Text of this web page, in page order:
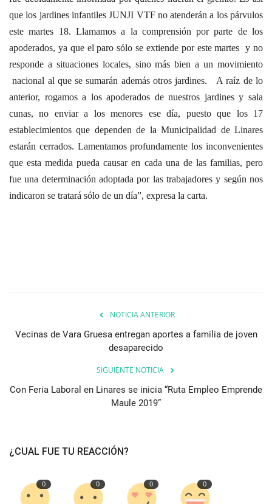
que los jardines infantiles JUNJI VTF no atenderán a los párvulos
este martes 18. Llamamos a la comprensión por parte de los
apoderados, ya que el paro sólo se extiende por este martes y no
responde a situaciones locales, sino más bien a un movimiento
nacional al que se sumarán además otros jardines. A raíz de lo
anterior, rogamos a los apoderados de nuestros jardines y sala
cunas, no enviar a los menores ese día, puesto que los 17
establecimientos que dependen de la Municipalidad de Linares
estarán cerrados. Lamentamos profundamente los inconvenientes
que esta medida pueda causar en cada una de las familias, pero
fue una determinación adoptada por las trabajadores y según nos
indicaron se tratará sólo de un día”, expresa la carta.
NOTICIA ANTERIOR
Vecinas de Vara Gruesa entregan aportes a familia de joven
desaparecido
SIGUIENTE NOTICIA
Con Feria Laboral en Linares se inicia “Ruta Empleo Emprende
Maule 2019”
¿CUAL FUE TU REACCIÓN?
0 0 0 0